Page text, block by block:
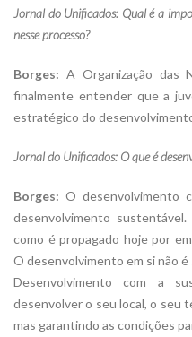
Jornal do Unificados: Qual é a
nesse processo?
Borges: A Organização das
finalmente entender que a
estratégico do
Jornal do Unificados: O que é
Borges: O desenvolvimento
desenvolvimento
como é propagado hoje por
O desenvolvimento em si não
Desenvolvimento com a
desenvolver o seu local, o seu
mas garantindo as condições